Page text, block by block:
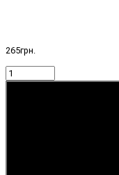
265грн.